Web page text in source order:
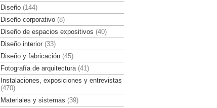
Diseño(144)
Diseño corporativo(8)
Diseño de espacios expositivos (40)
Diseño interior(33)
Diseño y fabricación(45)
Fotografía de arquitectura(41)
Instalaciones, exposiciones y entrevistas
(470)
Materiales y sistemas (39)